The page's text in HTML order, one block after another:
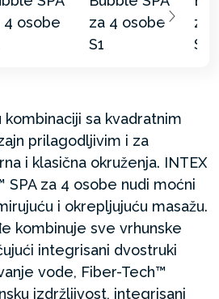
sa kvadratnim
prilagodljivim i za
i klasična okruženja. INTEX
za 4 osobe nudi moćni
i okrepljujuću masažu.
kombinuje sve vrhunske
integrisani dvostruki
vode, Fiber-Tech™
izdržljivost, integrisani